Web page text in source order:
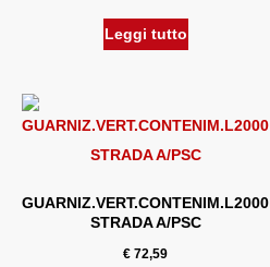
Leggi tutto
GUARNIZ.VERT.CONTENIM.L2000
STRADA A/PSC
€ 72,59